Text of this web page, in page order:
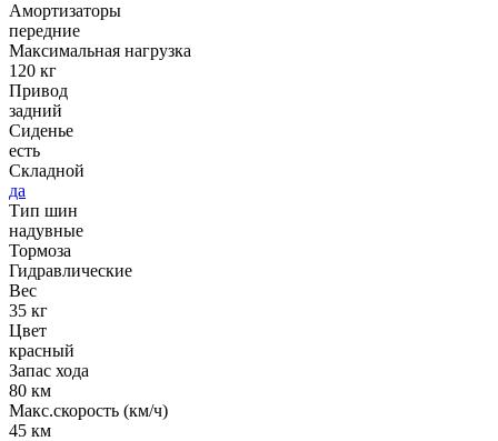
Амортизаторы
передние
Максимальная нагрузка
120 кг
Привод
задний
Сиденье
есть
Складной
да
Тип шин
надувные
Тормоза
Гидравлические
Вес
35 кг
Цвет
красный
Запас хода
80 км
Макс.скорость (км/ч)
45 км